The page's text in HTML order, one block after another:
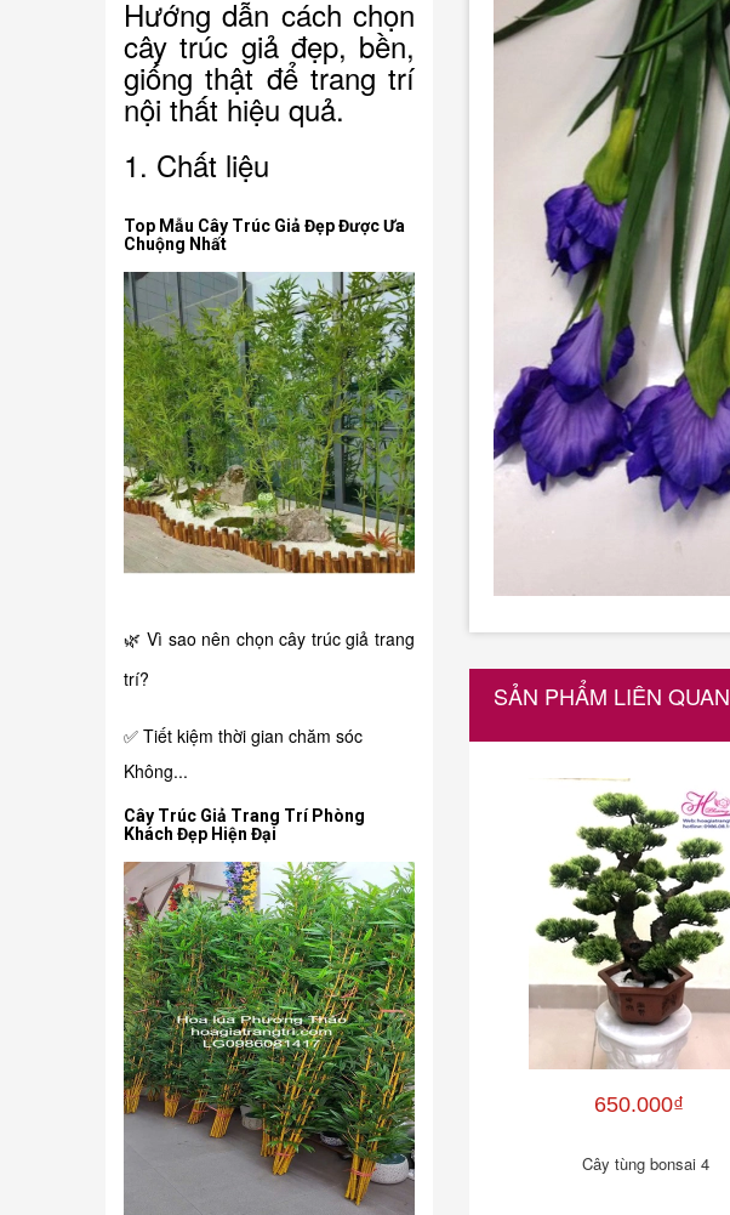
SẢN PHẨM LIÊN QUAN
150.000₫
Chậu hồng môn giả
650.000₫
Cây tùng bonsai 4
Hướng dẫn cách chọn
cây trúc giả đẹp, bền,
giống thật để trang trí
nội thất hiệu quả.
1. Chất liệu
Top Mẫu Cây Trúc Giả Đẹp Được Ưa
Chuộng Nhất
🌿 Vì sao nên chọn cây trúc giả trang
trí?
✅ Tiết kiệm thời gian chăm sóc
Không...
Cây Trúc Giả Trang Trí Phòng
Khách Đẹp Hiện Đại